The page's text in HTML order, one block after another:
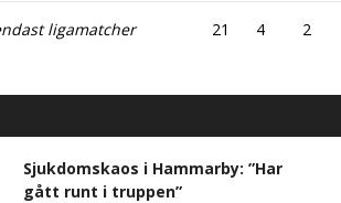
ligamatcher 21 4 2
Sjukdomskaos i Hammarby: ”Har
gått runt i truppen”